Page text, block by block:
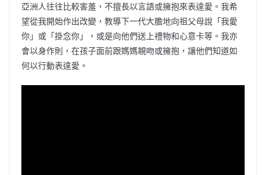
亞洲人往往比較害羞，不擅長以言語或擁抱來表達愛。我希
望從我開始作出改變，教導下一代大膽地向祖父母說「我愛
你」或「掛念你」，或是向他們送上禮物和心意卡等。我亦
會以身作則，在孩子面前跟媽媽親吻或擁抱，讓他們知道如
何以行動表達愛。